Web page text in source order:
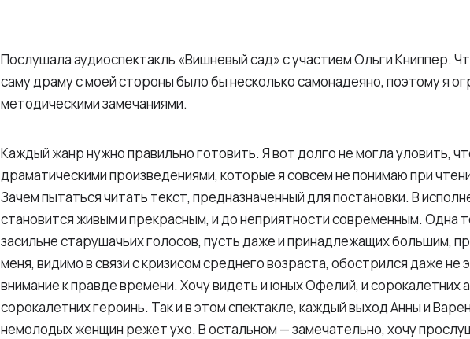
Послушала аудиоспектакль «Вишневый сад» с участием Ольги Книппер.
саму драму с моей стороны было бы несколько самонадеяно, поэтому я
методическими замечаниями.
Каждый жанр нужно правильно готовить. Я вот долго не могла уловить,
драматическими произведениями, которые я совсем не понимаю при
Зачем пытаться читать текст, предназначенный для постановки. В
становится живым и прекрасным, и до неприятности современным. Одна
засильне старушачьих голосов, пусть даже и принадлежащих большим,
меня, видимо в связи с кризисом среднего возраста, обострился даже не
внимание к правде времени. Хочу видеть и юных Офелий, и сорокалетних
сорокалетних героинь. Так и в этом спектакле, каждый выход Анны и
немолодых женщин режет ухо. В остальном — замечательно, хочу